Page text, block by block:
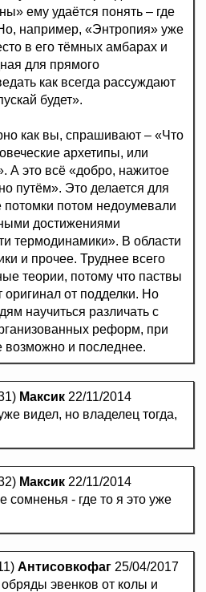
ему удаётся понять – где
например, «Энтропия» уже
в его тёмных амбарах и
для прямого
как всегда рассуждают
будет».
как вы, спрашивают – «Что
архетипы, или
А это всё «добро, нажитое
путём». Это делается для
потом недоумевали
достижениями
термодинамики». В области
и прочее. Труднее всего
теории, потому что паствы
от подделки. Но
научиться различать с
реформ, при
возможно и последнее.
Максик 22/11/2014
видел, но владелец тогда,
Максик 22/11/2014
сомненья - где то я это уже
Антисовкофаг 25/04/2017
эвенков от колы и